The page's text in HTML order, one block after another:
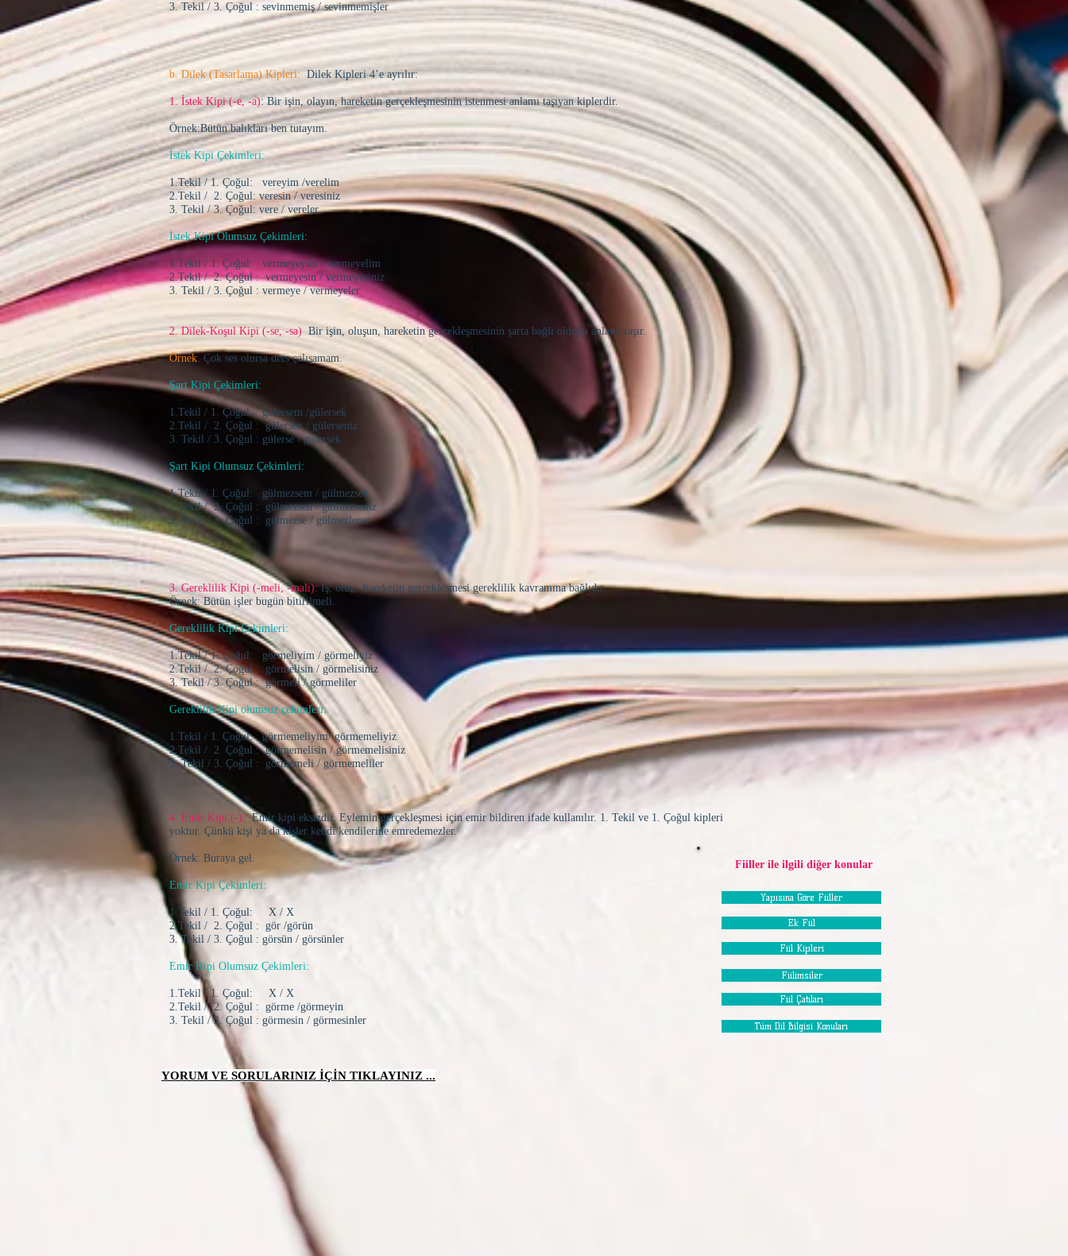
3. Tekil / 3. Çoğul : sevinmemiş / sevinmemişler
b. Dilek (Tasarlama) Kipleri:Dilek Kipleri 4’e ayrılır:
1. İstek Kipi (-e, -a): Bir işin, olayın, hareketin gerçekleşmesinin istenmesi anlamı taşıyan kiplerdir.
Örnek:Bütün balıkları ben tutayım.
İstek Kipi Çekimleri:
1.Tekil / 1. Çoğul: vereyim /verelim
2.Tekil / 2. Çoğul: veresin / veresiniz
3. Tekil / 3. Çoğul: vere / vereler
İstek Kipi Olumsuz Çekimleri:
1.Tekil / 1. Çoğul: vermeyeyim / vermeyelim
2.Tekil / 2. Çoğul : vermeyesin / vermeyesiniz
3. Tekil / 3. Çoğul : vermeye / vermeyeler
2. Dilek-Koşul Kipi (-se, -sa)Bir işin, oluşun, hareketin gerçekleşmesinin şarta bağlı olduğu anlamı taşır.
Örnek: Çok ses olursa ders çalışamam.
Şart Kipi Çekimleri:
1.Tekil / 1. Çoğul: gülersem /gülersek
2.Tekil / 2. Çoğul : gülersen / gülerseniz
3. Tekil / 3. Çoğul : gülerse / gülersek
Şart Kipi Olumsuz Çekimleri:
1.Tekil / 1. Çoğul: gülmezsem / gülmezsek
2.Tekil / 2. Çoğul : gülmezsen / gülmezseniz
3. Tekil / 3. Çoğul : gülmezse / gülmezlerse
3. Gereklilik Kipi (-meli, -malı):İş, oluş, hareketin gerçekleşmesi gereklilik kavramına bağlıdır.
Örnek: Bütün işler bugün bitirilmeli.
Gereklilik Kipi Çekimleri:
1.Tekil / 1. Çoğul: görmeliyim / görmeliyiz
2.Tekil / 2. Çoğul : görmelisin / görmelisiniz
3. Tekil / 3. Çoğul : görmeli / görmeliler
Gereklilik Kipi olumsuz çekimleri:
1.Tekil / 1. Çoğul: görmemeliyim/ görmemeliyiz
2.Tekil / 2. Çoğul : görmemelisin / görmemelisiniz
3. Tekil / 3. Çoğul : görmemeli / görmemeliler
4. Emir Kipi (-).Emir kipi eksizdir. Eylemin gerçekleşmesi için emir bildiren ifade kullanılır. 1. Tekil ve 1. Çoğul kipleri
yoktur. Çünkü kişi ya da kişler kendi kendilerine emredemezler.
Örnek: Buraya gel.
Emir Kipi Çekimleri:
1.Tekil / 1. Çoğul: X / X
2.Tekil / 2. Çoğul : gör /görün
3. Tekil / 3. Çoğul : görsün / görsünler
Emir Kipi Olumsuz Çekimleri:
1.Tekil / 1. Çoğul: X / X
2.Tekil / 2. Çoğul : görme /görmeyin
3. Tekil / 3. Çoğul : görmesin / görmesinler
Fiiller ile ilgili diğer konular
Yapısına Göre Fiiller
Ek Fiil
Fiil Kipleri
Fiilimsiler
Fiil Çatıları
Tüm Dil Bilgisi Konuları
YORUM VE SORULARINIZ İÇİN TIKLAYINIZ ...